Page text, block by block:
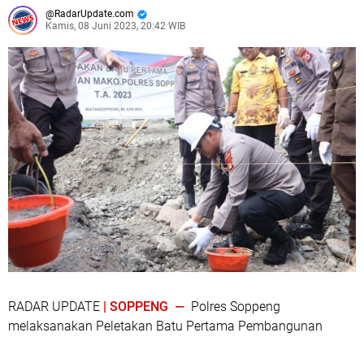
RadarUpdate.com
Kamis, 08 Juni 2023, 20:42 WIB
RADAR UPDATE | SOPPENG — Polres Soppeng
melaksanakan Peletakan Batu Pertama Pembangunan